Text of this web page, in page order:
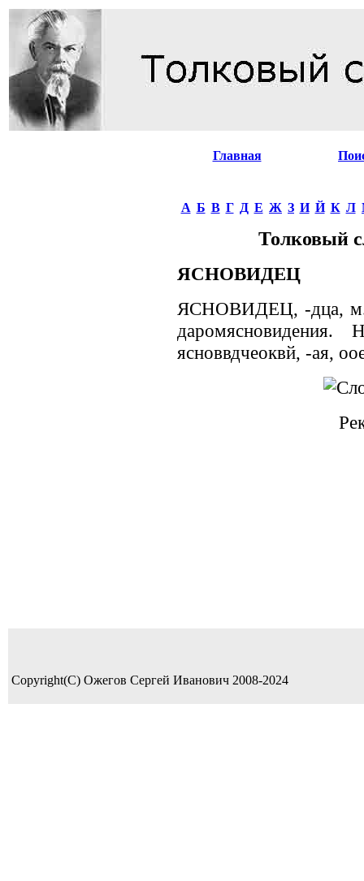
Главная
А Б В Г Д Е Ж З И Й К Л
Толковый
ЯСНОВИДЕЦ
ЯСНОВИДЕЦ, -дца, м.
ясноввдчеоквй, -ая,
Copyright(C) Ожегов Сергей Иванович 2008-2024